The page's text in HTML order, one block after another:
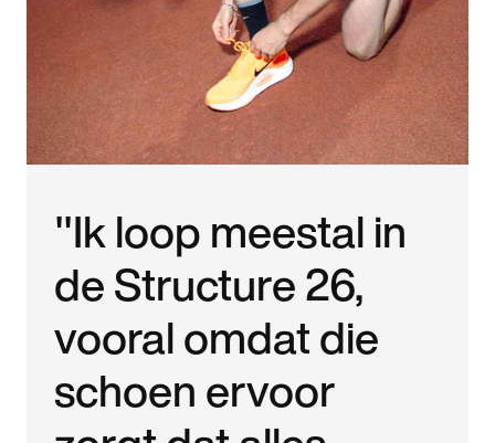
"Ik loop meestal in
de Structure 26,
vooral omdat die
schoen ervoor